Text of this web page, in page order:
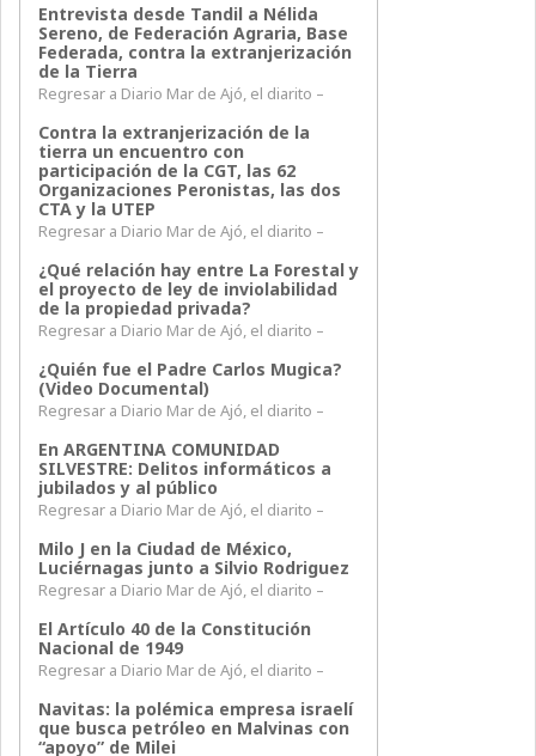
Entrevista desde Tandil a Nélida
Sereno, de Federación Agraria, Base
Federada, contra la extranjerización
de la Tierra
Regresar a Diario Mar de Ajó, el diarito –
Contra la extranjerización de la
tierra un encuentro con
participación de la CGT, las 62
Organizaciones Peronistas, las dos
CTA y la UTEP
Regresar a Diario Mar de Ajó, el diarito –
¿Qué relación hay entre La Forestal y
el proyecto de ley de inviolabilidad
de la propiedad privada?
Regresar a Diario Mar de Ajó, el diarito –
¿Quién fue el Padre Carlos Mugica?
(Video Documental)
Regresar a Diario Mar de Ajó, el diarito –
En ARGENTINA COMUNIDAD
SILVESTRE: Delitos informáticos a
jubilados y al público
Regresar a Diario Mar de Ajó, el diarito –
Milo J en la Ciudad de México,
Luciérnagas junto a Silvio Rodriguez
Regresar a Diario Mar de Ajó, el diarito –
El Artículo 40 de la Constitución
Nacional de 1949
Regresar a Diario Mar de Ajó, el diarito –
Navitas: la polémica empresa israelí
que busca petróleo en Malvinas con
“apoyo” de Milei